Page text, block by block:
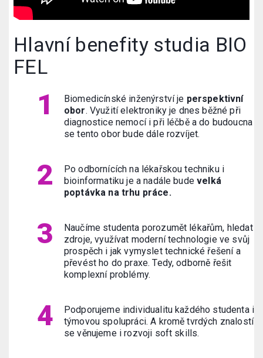
Hlavní benefity studia BIO
FEL
Biomedicínské inženýrství je perspektivní
obor. Využití elektroniky je dnes běžné při
diagnostice nemocí i při léčbě a do budoucna
se tento obor bude dále rozvíjet.
Po odbornících na lékařskou techniku i
bioinformatiku je a nadále budevelká
poptávka na trhu práce.
Naučíme studenta porozumět lékařům, hledat
zdroje, využívat moderní technologie ve svůj
prospěch i jak vymyslet technické řešení a
převést ho do praxe. Tedy, odborně řešit
komplexní problémy.
Podporujeme individualitu každého studenta i
týmovou spolupráci. A kromě tvrdých znalostí
se věnujeme i rozvoji soft skills.